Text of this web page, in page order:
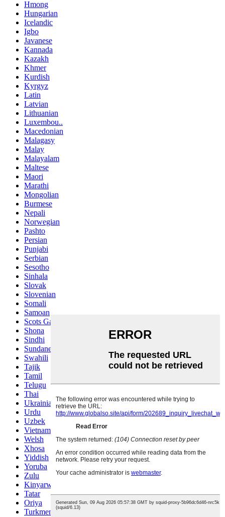
Hmong
Hungarian
Icelandic
Igbo
Javanese
Kannada
Kazakh
Khmer
Kurdish
Kyrgyz
Latin
Latvian
Lithuanian
Luxembou..
Macedonian
Malagasy
Malay
Malayalam
Maltese
Maori
Marathi
Mongolian
Burmese
Nepali
Norwegian
Pashto
Persian
Punjabi
Serbian
Sesotho
Sinhala
Slovak
Slovenian
Somali
Samoan
Scots Gaelic
Shona
Sindhi
Sundanese
Swahili
Tajik
Tamil
Telugu
Thai
Ukrainian
Urdu
Uzbek
Vietnamese
Welsh
Xhosa
Yiddish
Yoruba
Zulu
Kinyarwanda
Tatar
Oriya
Turkmen